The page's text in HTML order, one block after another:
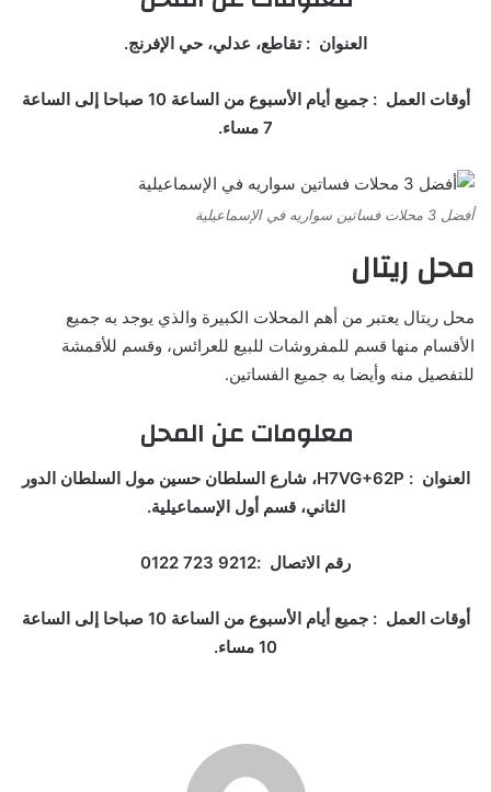
العنوان : تقاطع، عدلي، حي الإفرنج.
أوقات العمل : جميع أيام الأسبوع من الساعة 10 صباحا إلى الساعة
7 مساء.
أفضل 3 محلات فساتين سواريه في الإسماعيلية
محل ريتال
محل ريتال يعتبر من أهم المحلات الكبيرة والذي يوجد به جميع
الأقسام منها قسم للمفروشات للبيع للعرائس، وقسم للأقمشة
للتفصيل منه وأيضا به جميع الفساتين.
معلومات عن المحل
العنوان : H7VG+62P، شارع السلطان حسين مول السلطان الدور
الثاني، قسم أول الإسماعيلية.
رقم الاتصال :‏‪0122 723 9212‏
أوقات العمل : جميع أيام الأسبوع من الساعة 10 صباحا إلى الساعة
10 مساء.